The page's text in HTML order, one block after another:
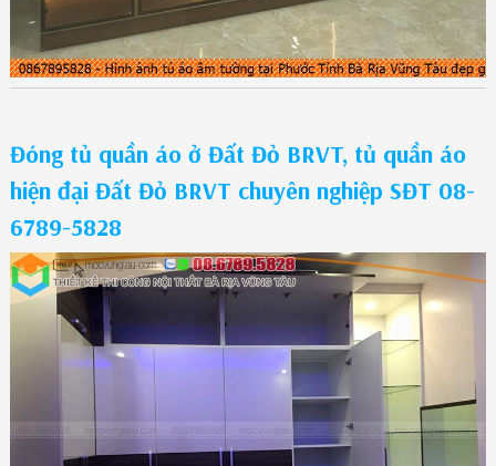
Đóng tủ quần áo ở Đất Đỏ BRVT, tủ quần áo
hiện đại Đất Đỏ BRVT chuyên nghiệp SĐT 08-
6789-5828